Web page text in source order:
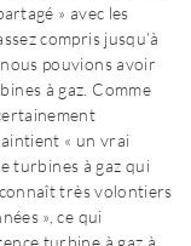
» avec les
compris jusqu’à
pouvions avoir
à gaz. Comme
« un vrai
turbines à gaz qui
très volontiers
», ce qui
turbine à gaz à